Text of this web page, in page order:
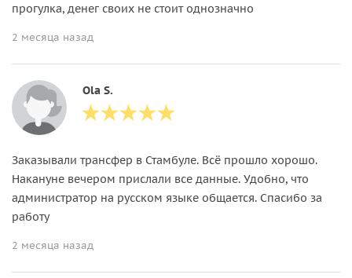
прогулка, денег своих не стоит однозначно
2 месяца назад
Ola S.
Заказывали трансфер в Стамбуле. Всё прошло хорошо.
Накануне вечером прислали все данные. Удобно, что
администратор на русском языке общается. Спасибо за
работу
2 месяца назад